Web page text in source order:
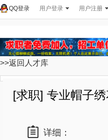
用户登录 用户注册
QQ登录
>>返回人才库
[求职] 专业帽子
详细：